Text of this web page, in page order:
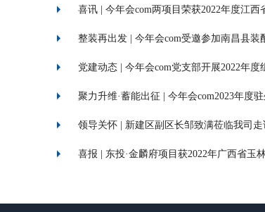
喜讯 | 今年会com两项目荣获2022年度江
整装再出发 | 今年会com受邀参加南昌县装
党建动态 | 今年会com党支部开展2022年
聚力升维·蓄能出征 | 今年会com2023年度
领导关怀 | 新建区副区长邹致满莅临我司走
喜报 | 东投·金麟府项目获2022年广西省玉